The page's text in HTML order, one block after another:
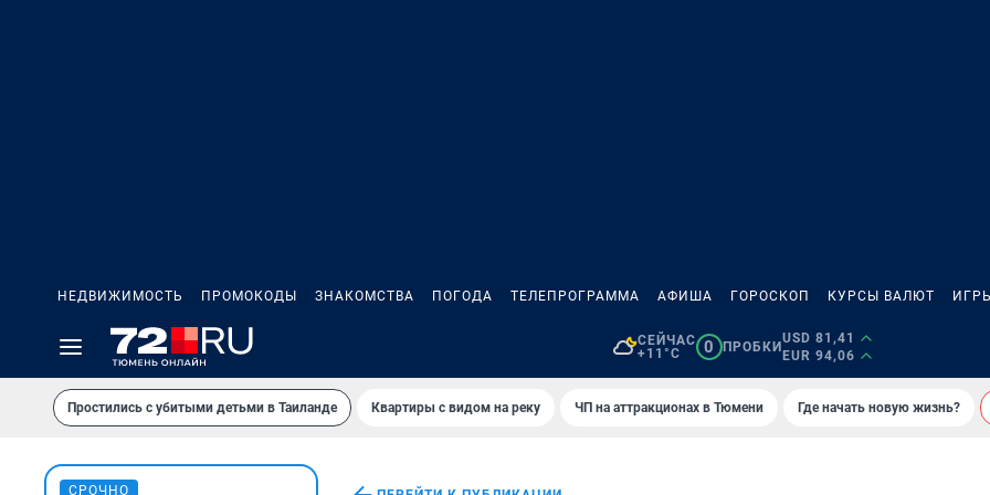
НЕДВИЖИМОСТЬ ПРОМОКОДЫ ЗНАКОМСТВА ПОГОДА ТЕЛЕПРОГРАММА АФИША ГОРОСКОП КУРСЫ ВАЛЮТ ИГРЫ
СЕЙЧАС
+11°C
0 ПРОБКИ
USD 81,41
EUR 94,06
Простились с убитыми детьми в Таиланде Квартиры с видом на реку ЧП на аттракционах в Тюмени Где начать новую жизнь?
СРОЧНО